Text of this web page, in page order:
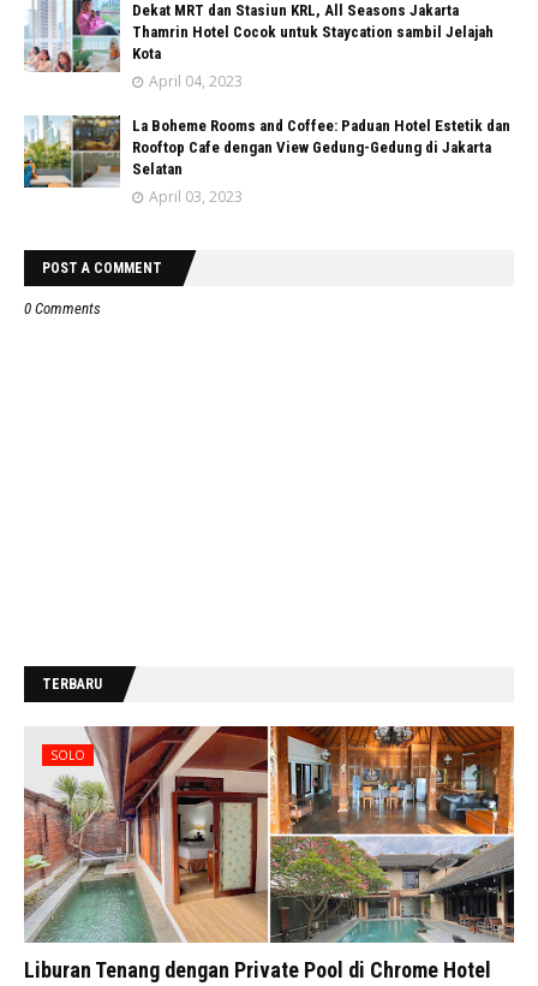
Dekat MRT dan Stasiun KRL, All Seasons Jakarta
Thamrin Hotel Cocok untuk Staycation sambil Jelajah
Kota
April 04, 2023
La Boheme Rooms and Coffee: Paduan Hotel Estetik dan
Rooftop Cafe dengan View Gedung-Gedung di Jakarta
Selatan
April 03, 2023
POST A COMMENT
0 Comments
TERBARU
SOLO
Liburan Tenang dengan Private Pool di Chrome Hotel